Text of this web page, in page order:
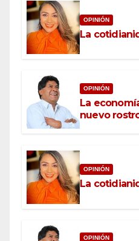
OPINIÓN
La
OPINIÓN
La
nuevo
OPINIÓN
La
OPINIÓN